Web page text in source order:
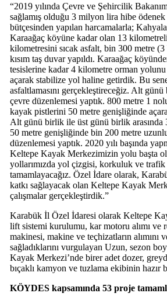
“2019 yılında Çevre ve Şehircilik
sağlamış olduğu 3 milyon lira hibe
bütçesinden yapılan harcamalarla;
Karaağaç köyüne kadar olan 13
kilometresini sıcak asfalt, bin 300 metre
kısım taş duvar yapıldı. Karaağaç
tesislerine kadar 4 kilometre orman
açarak stabilize yol haline getirdik. Bu
asfaltlamasını gerçekleştireceğiz. Alt
çevre düzenlemesi yaptık. 800 metre 1
kayak pistlerini 50 metre genişliğinde
Alt günü birlik ile üst günü birlik arasında
50 metre genişliğinde bin 200 metre
düzenlemesi yaptık. 2020 yılı başında
Keltepe Kayak Merkezimizin yolu başta
yollarımızda yol çizgisi, korkuluk ve trafik
tamamlayacağız. Özel İdare olarak,
katkı sağlayacak olan Keltepe Kayak
çalışmalar gerçekleştirdik.”
Karabük İl Özel İdaresi olarak Keltepe
lift sistemi kurulumu, kar motoru alımı ve
makinesi, makine ve teçhizatların alımını
sağladıklarını vurgulayan Uzun, sezon
Kayak Merkezi’nde birer adet dozer,
bıçaklı kamyon ve tuzlama ekibinin hazır
KÖYDES kapsamında 53 proje